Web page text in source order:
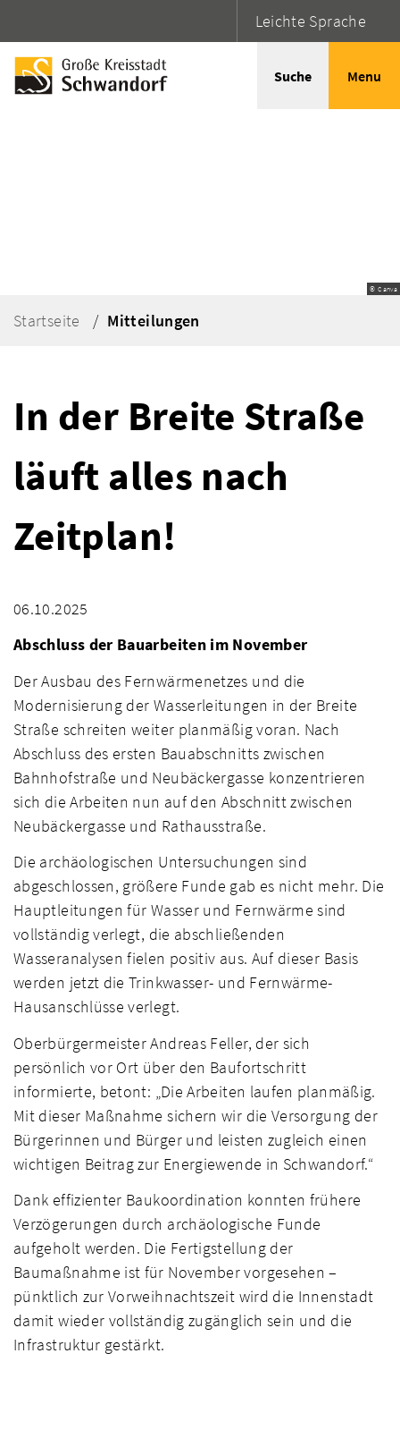
Leichte Sprache
Suche Menu
© Canva
Startseite Mitteilungen
In der Breite Straße
läuft alles nach
Zeitplan!
06.10.2025
Abschluss der Bauarbeiten im November
Der Ausbau des Fernwärmenetzes und die
Modernisierung der Wasserleitungen in der Breite
Straße schreiten weiter planmäßig voran. Nach
Abschluss des ersten Bauabschnitts zwischen
Bahnhofstraße und Neubäckergasse konzentrieren
sich die Arbeiten nun auf den Abschnitt zwischen
Neubäckergasse und Rathausstraße.
Die archäologischen Untersuchungen sind
abgeschlossen, größere Funde gab es nicht mehr. Die
Hauptleitungen für Wasser und Fernwärme sind
vollständig verlegt, die abschließenden
Wasseranalysen fielen positiv aus. Auf dieser Basis
werden jetzt die Trinkwasser- und Fernwärme-
Hausanschlüsse verlegt.
Oberbürgermeister Andreas Feller, der sich
persönlich vor Ort über den Baufortschritt
informierte, betont: „Die Arbeiten laufen planmäßig.
Mit dieser Maßnahme sichern wir die Versorgung der
Bürgerinnen und Bürger und leisten zugleich einen
wichtigen Beitrag zur Energiewende in Schwandorf.“
Dank effizienter Baukoordination konnten frühere
Verzögerungen durch archäologische Funde
aufgeholt werden. Die Fertigstellung der
Baumaßnahme ist für November vorgesehen –
pünktlich zur Vorweihnachtszeit wird die Innenstadt
damit wieder vollständig zugänglich sein und die
Infrastruktur gestärkt.